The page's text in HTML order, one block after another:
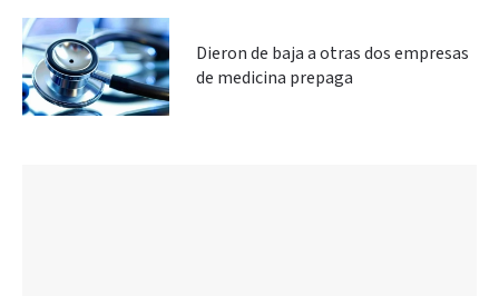
Dieron de baja a otras dos empresas
de medicina prepaga